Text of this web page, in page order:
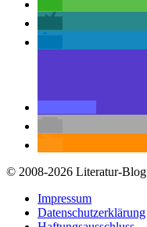
© 2008-2026 Literatur-Blog
Impressum
Datenschutzerklärung